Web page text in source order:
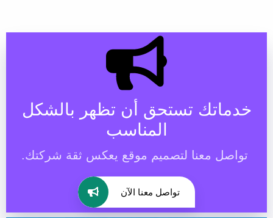
خدماتك تستحق أن تظهر بالشكل
المناسب
تواصل معنا لتصميم موقع يعكس ثقة شركتك.
تواصل معنا الآن